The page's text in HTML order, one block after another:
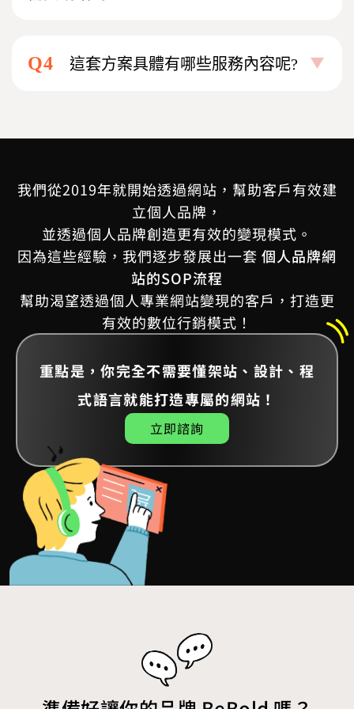
Q4 這套方案具體有哪些服務內容呢?
我們從2019年就開始透過網站，幫助客戶有效建
立個人品牌，
並透過個人品牌創造更有效的變現模式。
因為這些經驗，我們逐步發展出一套 個人品牌網
站的SOP流程
幫助渴望透過個人專業網站變現的客戶，打造更
有效的數位行銷模式！
重點是，你完全不需要懂架站、設計、程
式語言就能打造專屬的網站！
立即諮詢